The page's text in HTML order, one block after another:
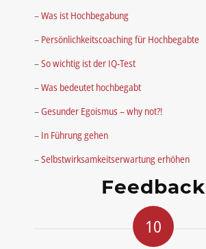
–Was ist Hochbegabung
– Persönlichkeitscoaching für Hochbegabte
–So wichtig ist der IQ-Test
–Was bedeutet hochbegabt
–Gesunder Egoismus – why not?!
– In Führung gehen
–Selbstwirksamkeitserwartung erhöhen
Feedback
10